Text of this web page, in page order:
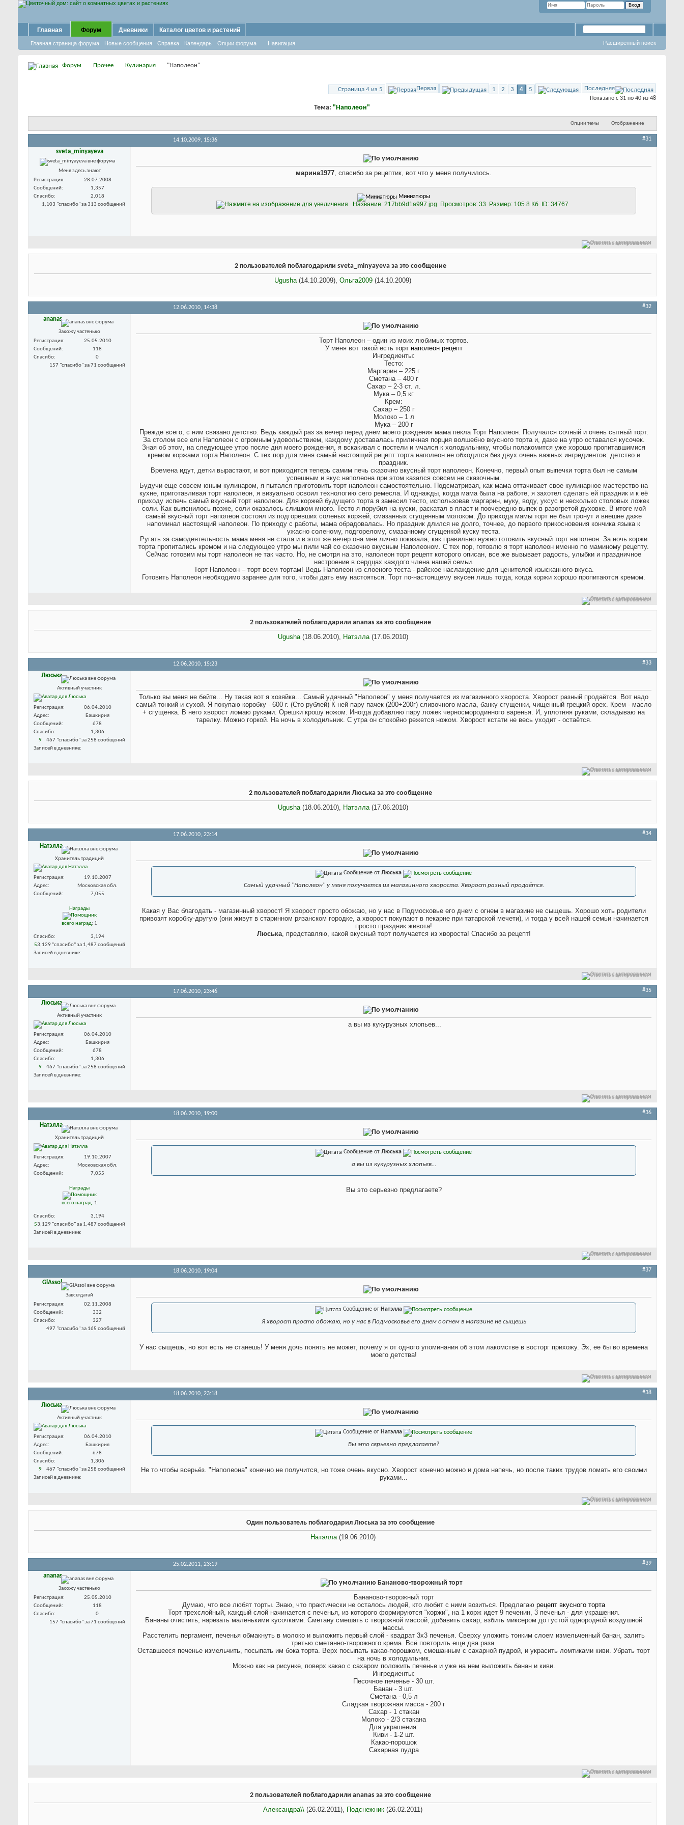
Главная Форум
Главная страница форума Новые сообщения Справка Календарь Опции форума Навигация
Дневники Каталог цветов и растений
Расширенный поиск
Форум Прочее Кулинария "Наполеон"
Страница 4 из 5 Первая 1 2 3 4 5 Последняя
Показано с 31 по 40 из 48
Тема: "Наполеон"
Опции темы Отображение
14.10.2009, 15:36 #31
sveta_minyayeva
Меня здесь знают
Регистрация
28.07.2008
Сообщений
1,357
Спасибо
2,018
1,103 "спасибо" за 313 сообщений
марина1977, спасибо за рецептик, вот что у меня получилось.
Миниатюры
Ответить с цитированием
2 пользователей поблагодарили sveta_minyayeva за это сообщение
Ugusha(14.10.2009), Ольга2009 (14.10.2009)
12.06.2010, 14:38 #32
ananas
Захожу частенько
Регистрация
25.05.2010
Сообщений
118
Спасибо
0
157 "спасибо" за 71 сообщений
Торт Наполеон – один из моих любимых тортов.
У меня вот такой есть торт наполеон рецепт
Ингредиенты:
Тесто:
Маргарин – 225 г
Сметана – 400 г
Сахар – 2-3 ст. л.
Мука – 0,5 кг
Крем:
Сахар – 250 г
Молоко – 1 л
Мука – 200 г
Прежде всего, с ним связано детство. Ведь каждый раз за вечер перед днем моего рождения мама пекла Торт Наполеон. Получался сочный и очень сытный торт.
За столом все ели Наполеон с огромным удовольствием, каждому доставалась приличная порция волшебно вкусного торта и, даже на утро оставался кусочек.
Зная об этом, на следующее утро после дня моего рождения, я вскакивал с постели и мчался к холодильнику, чтобы полакомится уже хорошо пропитавшимися
кремом коржами торта Наполеон. С тех пор для меня самый настоящий рецепт торта наполеон не обходится без двух очень важных ингредиентов: детство и
праздник.
Времена идут, детки вырастают, и вот приходится теперь самим печь сказочно вкусный торт наполеон. Конечно, первый опыт выпечки торта был не самым
успешным и вкус наполеона при этом казался совсем не сказочным.
Будучи еще совсем юным кулинаром, я пытался приготовить торт наполеон самостоятельно. Подсматривая, как мама оттачивает свое кулинарное мастерство на
кухне, приготавливая торт наполеон, я визуально освоил технологию сего ремесла. И однажды, когда мама была на работе, я захотел сделать ей праздник и к её
приходу испечь самый вкусный торт наполеон. Для коржей будущего торта я замесил тесто, использовав маргарин, муку, воду, уксус и несколько столовых ложек
соли. Как выяснилось позже, соли оказалось слишком много. Тесто я порубил на куски, раскатал в пласт и поочередно выпек в разогретой духовке. В итоге мой
самый вкусный торт наполеон состоял из подгоревших соленых коржей, смазанных сгущенным молоком. До прихода мамы торт не был тронут и внешне даже
напоминал настоящий наполеон. По приходу с работы, мама обрадовалась. Но праздник длился не долго, точнее, до первого прикосновения кончика языка к
ужасно соленому, подгорелому, смазанному сгущенкой куску теста.
Ругать за самодеятельность мама меня не стала и в этот же вечер она мне лично показала, как правильно нужно готовить вкусный торт наполеон. За ночь коржи
торта пропитались кремом и на следующее утро мы пили чай со сказочно вкусным Наполеоном. С тех пор, готовлю я торт наполеон именно по маминому рецепту.
Сейчас готовим мы торт наполеон не так часто. Но, не смотря на это, наполеон торт рецепт которого описан, все же вызывает радость, улыбки и праздничное
настроение в сердцах каждого члена нашей семьи.
Торт Наполеон – торт всем тортам! Ведь Наполеон из слоеного теста - райское наслаждение для ценителей изысканного вкуса.
Готовить Наполеон необходимо заранее для того, чтобы дать ему настояться. Торт по-настоящему вкусен лишь тогда, когда коржи хорошо пропитаются кремом.
Ответить с цитированием
2 пользователей поблагодарили ananas за это сообщение
Ugusha(18.06.2010), Натэлла(17.06.2010)
12.06.2010, 15:23 #33
Люська
Активный участник
Регистрация
06.04.2010
Адрес
Башкирия
Сообщений
678
Спасибо
1,306
467 "спасибо" за 258 сообщений
Записей в дневнике
9
Только вы меня не бейте... Ну такая вот я хозяйка... Самый удачный "Наполеон" у меня получается из магазинного хвороста. Хворост разный продаётся. Вот надо
самый тонкий и сухой. Я покупаю коробку - 600 г. (Сто рублей) К ней пару пачек (200+200г) сливочного масла, банку сгущенки, чищенный грецкий орех. Крем - масло
+ сгущенка. В него хворост ломаю руками. Орешки крошу ножом. Иногда добавляю пару ложек черносмородинного варенья. И, уплотняя руками, складываю на
тарелку. Можно горкой. На ночь в холодильник. С утра он спокойно режется ножом. Хворост кстати не весь уходит - остаётся.
Ответить с цитированием
2 пользователей поблагодарили Люська за это сообщение
Ugusha(18.06.2010), Натэлла(17.06.2010)
17.06.2010, 23:14 #34
Натэлла
Хранитель традиций
Регистрация
19.10.2007
Адрес
Московская обл.
Сообщений
7,055
Награды
всего наград: 1
Спасибо
3,194
3,129 "спасибо" за 1,487 сообщений
Записей в дневнике
5
Сообщение от Люська
Самый удачный "Наполеон" у меня получается из магазинного хвороста. Хворост разный продаётся.
Какая у Вас благодать - магазинный хворост! Я хворост просто обожаю, но у нас в Подмосковье его днем с огнем в магазине не сыщешь. Хорошо хоть родители
привозят коробку-другую (они живут в старинном рязанском городке, а хворост покупают в пекарне при татарской мечети), и тогда у всей нашей семьи начинается
просто праздник живота!
Люська, представляю, какой вкусный торт получается из хвороста! Спасибо за рецепт!
Ответить с цитированием
17.06.2010, 23:46 #35
Люська
Активный участник
Регистрация
06.04.2010
Адрес
Башкирия
Сообщений
678
Спасибо
1,306
467 "спасибо" за 258 сообщений
Записей в дневнике
9
а вы из кукурузных хлопьев...
Ответить с цитированием
18.06.2010, 19:00 #36
Натэлла
Хранитель традиций
Регистрация
19.10.2007
Адрес
Московская обл.
Сообщений
7,055
Награды
всего наград: 1
Спасибо
3,194
3,129 "спасибо" за 1,487 сообщений
Записей в дневнике
5
Сообщение от Люська
а вы из кукурузных хлопьев...
Вы это серьезно предлагаете?
Ответить с цитированием
18.06.2010, 19:04 #37
GlAssol
Завсегдатай
Регистрация
02.11.2008
Сообщений
332
Спасибо
327
497 "спасибо" за 165 сообщений
Сообщение от Натэлла
Я хворост просто обожаю, но у нас в Подмосковье его днем с огнем в магазине не сыщешь
У нас сыщешь, но вот есть не станешь! У меня дочь понять не может, почему я от одного упоминания об этом лакомстве в восторг прихожу. Эх, ее бы во времена
моего детства!
Ответить с цитированием
18.06.2010, 23:18 #38
Люська
Активный участник
Регистрация
06.04.2010
Адрес
Башкирия
Сообщений
678
Спасибо
1,306
467 "спасибо" за 258 сообщений
Записей в дневнике
9
Сообщение от Натэлла
Вы это серьезно предлагаете?
Не то чтобы всерьёз. "Наполеона" конечно не получится, но тоже очень вкусно. Хворост конечно можно и дома напечь, но после таких трудов ломать его своими
руками...
Ответить с цитированием
Один пользователь поблагодарил Люська за это сообщение
Натэлла(19.06.2010)
25.02.2011, 23:19 #39
ananas
Захожу частенько
Регистрация
25.05.2010
Сообщений
118
Спасибо
0
157 "спасибо" за 71 сообщений
Бананово-творожный торт
Бананово-творожный торт
Думаю, что все любят торты. Знаю, что практически не осталось людей, кто любит с ними возиться. Предлагаю рецепт вкусного торта
Торт трехслойный, каждый слой начинается с печенья, из которого формируются "коржи", на 1 корж идет 9 печенин, 3 печенья - для украшения.
Бананы очистить, нарезать маленькими кусочками. Сметану смешать с творожной массой, добавить сахар, взбить миксером до густой однородной воздушной
массы.
Расстелить пергамент, печенья обмакнуть в молоко и выложить первый слой - квадрат 3х3 печенья. Сверху уложить тонким слоем измельченный банан, залить
третью сметанно-творожного крема. Всё повторить еще два раза.
Оставшееся печенье измельчить, посыпать им бока торта. Верх посыпать какао-порошком, смешанным с сахарной пудрой, и украсить ломтиками киви. Убрать торт
на ночь в холодильник.
Можно как на рисунке, поверх какао с сахаром положить печенье и уже на нем выложить банан и киви.
Ингредиенты:
Песочное печенье - 30 шт.
Банан - 3 шт.
Сметана - 0,5 л
Сладкая творожная масса - 200 г
Сахар - 1 стакан
Молоко - 2/3 стакана
Для украшения:
Киви - 1-2 шт.
Какао-порошок
Сахарная пудра
Ответить с цитированием
2 пользователей поблагодарили ananas за это сообщение
Александра\\ (26.02.2011), Подснежник (26.02.2011)